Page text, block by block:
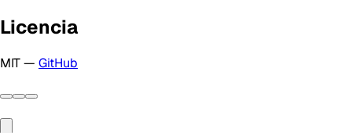
Licencia
MIT — GitHub